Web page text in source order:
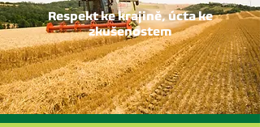
Respekt ke krajině, úcta ke
zkušenostem